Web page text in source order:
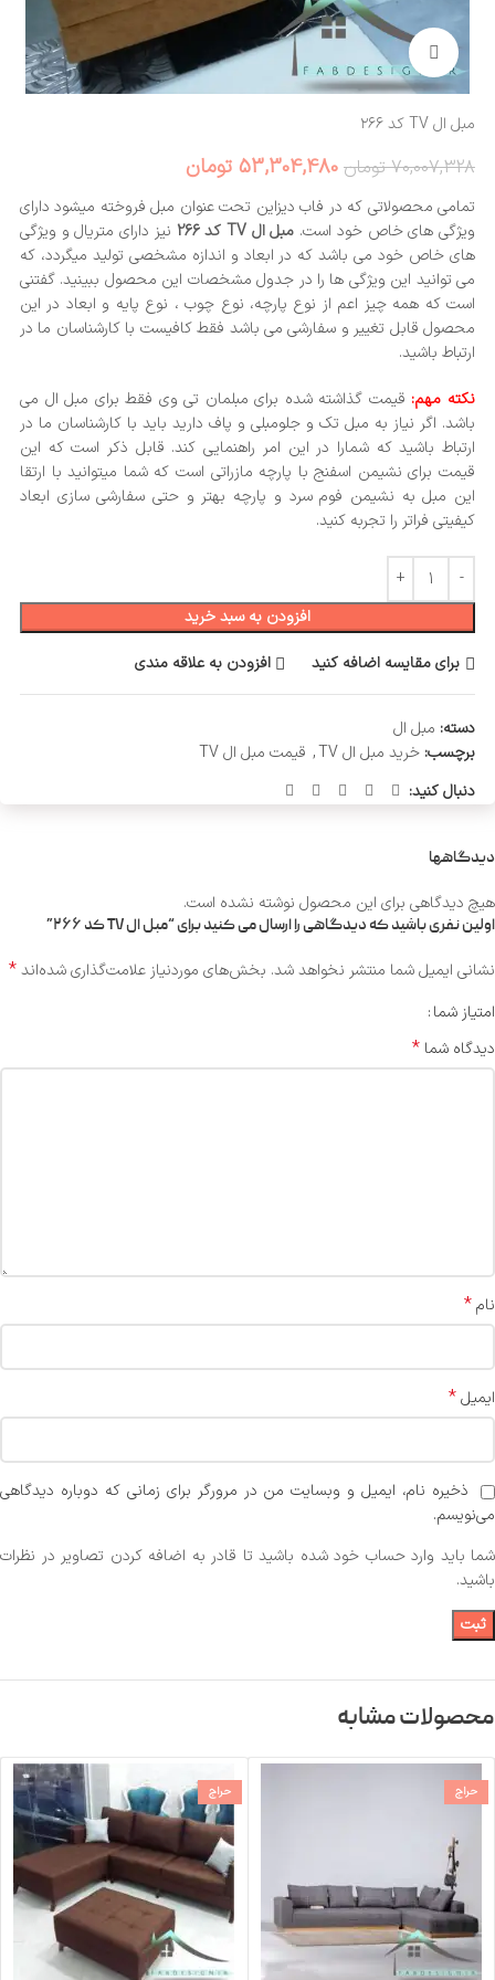
بزرگنمایی تصویر
مبل ال TV کد ۲۶۶
70,007,328 تومان 53,304,480 تومان
تمامی محصولاتی که در فاب دیزاین تحت عنوان مبل فروخته میشود دارای
ویژگی های خاص خود است. مبل ال TV کد 266
نیز دارای متریال و ویژگی
های خاص خود می باشد که در ابعاد و اندازه مشخصی تولید میگردد، که
می توانید این ویژگی ها را در جدول مشخصات این محصول ببینید. گفتنی
است که همه چیز اعم از نوع پارچه، نوع چوب ، نوع پایه و ابعاد در این
محصول قابل تغییر و سفارشی می باشد فقط کافیست با کارشناسان ما در
ارتباط باشید.
نکته مهم: قیمت گذاشته شده برای مبلمان تی وی فقط برای مبل ال می
باشد. اگر نیاز به مبل تک و جلومبلی و پاف دارید باید با کارشناسان ما در
ارتباط باشید که شمارا در این امر راهنمایی کند. قابل ذکر است که این
قیمت برای نشیمن اسفنج با پارچه مازراتی است که شما میتوانید با ارتقا
این مبل به نشیمن فوم سرد و پارچه بهتر و حتی سفارشی سازی ابعاد
کیفیتی فراتر را تجربه کنید.
افزودن به سبد خرید
برای مقایسه اضافه کنید
افزودن به علاقه مندی
دسته: مبل ال
برچسب: خرید مبل ال TV , قیمت مبل ال TV
دنبال کنید:
دیدگاهها
هیچ دیدگاهی برای این محصول نوشته نشده است.
اولین نفری باشید که دیدگاهی را ارسال می کنید برای “مبل ال TV کد ۲۶۶”
نشانی ایمیل شما منتشر نخواهد شد. بخش‌های موردنیاز علامت‌گذاری شده‌اند*
امتیاز شما
دیدگاه شما *
نام*
ایمیل*
ذخیره نام، ایمیل و وبسایت من در مرورگر برای زمانی که دوباره دیدگاهی
می‌نویسم.
شما باید وارد حساب خود شده باشید تا قادر به اضافه کردن تصاویر در نظرات
باشید.
محصولات مشابه
حراج حراج